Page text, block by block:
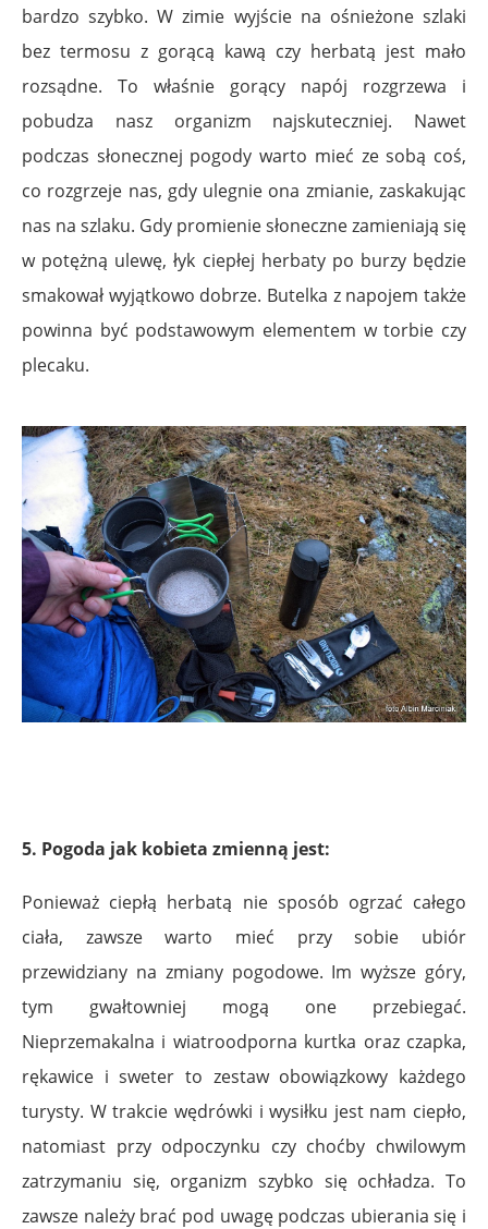
bardzo szybko.W zimie wyjście na ośnieżone szlaki
bez termosu z gorącą kawą czy herbatą jest mało
rozsądne. To właśnie gorący napój rozgrzewa i
pobudza nasz organizm najskuteczniej. Nawet
podczas słonecznej pogody warto mieć ze sobą coś,
co rozgrzeje nas, gdy ulegnie ona zmianie, zaskakując
nas na szlaku. Gdy promienie słoneczne zamieniają się
w potężną ulewę, łyk ciepłej herbaty po burzy będzie
smakował wyjątkowo dobrze. Butelka z napojem także
powinna być podstawowym elementem w torbie czy
plecaku.
5. Pogoda jak kobieta zmienną jest:
Ponieważ ciepłą herbatą nie sposób ogrzać całego
ciała, zawsze warto mieć przy sobie ubiór
przewidziany na zmiany pogodowe. Im wyższe góry,
tym gwałtowniej mogą one przebiegać.
Nieprzemakalna i wiatroodporna kurtka oraz czapka,
rękawice i sweter to zestaw obowiązkowy każdego
turysty. W trakcie wędrówki i wysiłku jest nam ciepło,
natomiast przy odpoczynku czy choćby chwilowym
zatrzymaniu się, organizm szybko się ochładza. To
zawsze należy brać pod uwagę podczas ubierania się i